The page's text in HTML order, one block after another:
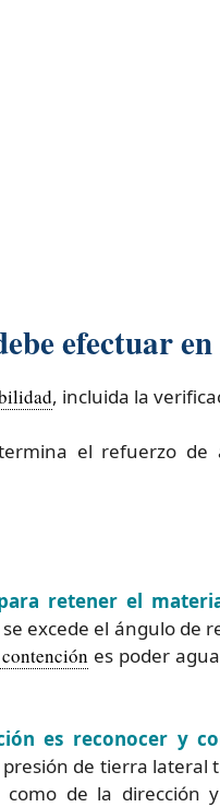
efectuar en
, incluida la
el refuerzo de
retener el
excede el ángulo de
es poder
es reconocer y
presión de tierra lateral
de la dirección